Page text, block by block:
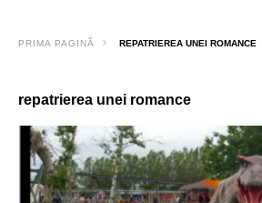
PRIMA PAGINĂ REPATRIEREA UNEI ROMANCE
repatrierea unei romance